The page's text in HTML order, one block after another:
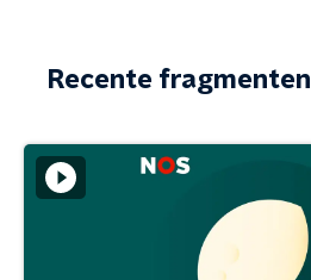
Recente fragmenten